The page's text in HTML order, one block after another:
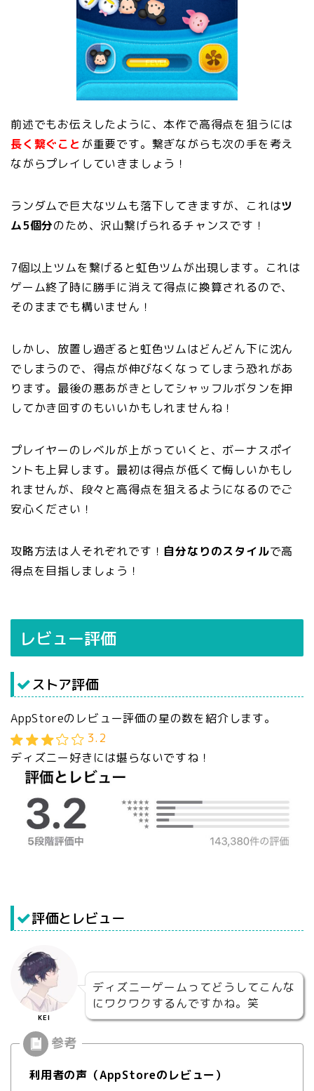
前述でもお伝えしたように、本作で高得点を狙うには
長く繋ぐこと が重要です。繋ぎながらも次の手を考え
ながらプレイしていきましょう！
ランダムで巨大なツムも落下してきますが、これはツ
ム5個分のため、沢山繋げられるチャンスです！
7個以上ツムを繋げると虹色ツムが出現します。これは
ゲーム終了時に勝手に消えて得点に換算されるので、
そのままでも構いません！
しかし、放置し過ぎると虹色ツムはどんどん下に沈ん
でしまうので、得点が伸びなくなってしまう恐れがあ
ります。最後の悪あがきとしてシャッフルボタンを押
してかき回すのもいいかもしれませんね！
プレイヤーのレベルが上がっていくと、ボーナスポイ
ントも上昇します。最初は得点が低くて悔しいかもし
れませんが、段々と高得点を狙えるようになるのでご
安心ください！
攻略方法は人それぞれです！ 自分なりのスタイルで高
得点を目指しましょう！
レビュー評価
ストア評価
AppStoreのレビュー評価の星の数を紹介します。
3.2
ディズニー好きには堪らないですね！
評価とレビュー
KEI
ディズニーゲームってどうしてこんな
にワクワクするんですかね。笑
利用者の声（AppStoreのレビュー）